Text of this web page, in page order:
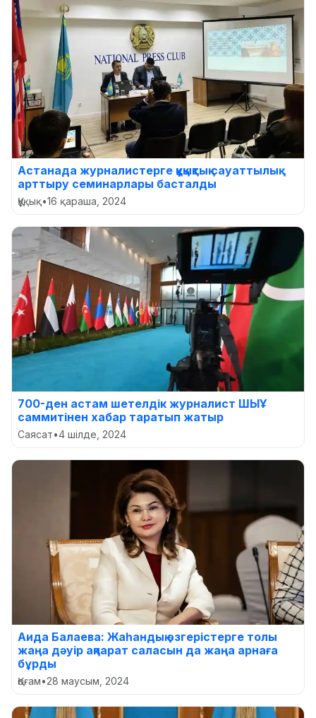
Астанада журналистерге құқықтық сауаттылық
арттыру семинарлары басталды
Құқық•16 қараша, 2024
700-ден астам шетелдік журналист ШЫҰ
саммитінен хабар таратып жатыр
Саясат•4 шілде, 2024
Аида Балаева: Жаһандық өзгерістерге толы
жаңа дәуір ақпарат саласын да жаңа арнаға
бұрды
Қоғам•28 маусым, 2024